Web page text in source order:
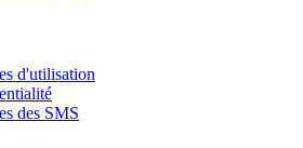
d'utilisation
des SMS